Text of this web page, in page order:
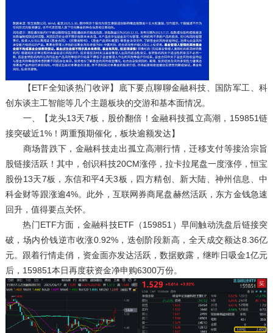
【ETF全知谈热门收评】底下要点聊聊金融科技、国防军工、科
创东谈主工智能等几个主题板块的交游和基本面情况。
一、【龙头13天7板，股价翻倍！金融科技孤立高潮，159851链
接突破近1%！两重预期催化，板块逾额发达】
商场普跌下，金融科技走出孤立高潮行情，迁移支付等接洽宗旨
股链接活跃！其中，创识科技20CM涨停，拉卡拉尾盘一度涨停，恒宝
股份13天7板，东信和平4天3板，四方精创、新大陆、神州信息、中
科金财等跟涨逾4%。此外，互联网券商尾盘赫然活跃，东方金钱急速
回升，值得要点关怀。
热门ETF方面，金融科技ETF（159851）早间触动洗盘后链接突
破，场内价钱逆市收涨0.92%，迭创阶段新高，全天成交额达8.36亿
元。跟着行情走俏，资金面亦发达活跃，数据败露，继昨日吸金1亿元
后，159851本日再度获资金净申购6300万份。